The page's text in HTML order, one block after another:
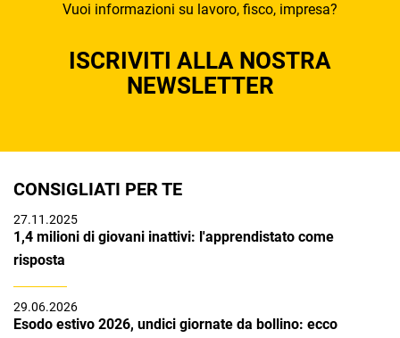
Vuoi informazioni su lavoro, fisco, impresa?
ISCRIVITI ALLA NOSTRA
NEWSLETTER
CONSIGLIATI PER TE
27.11.2025
1,4 milioni di giovani inattivi: l'apprendistato come
risposta
29.06.2026
Esodo estivo 2026, undici giornate da bollino: ecco